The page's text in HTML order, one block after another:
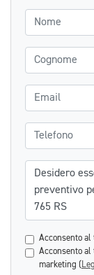
Nome
Cognome
Email
Telefono
Messaggio
Acconsento al
Acconsento
marketing (